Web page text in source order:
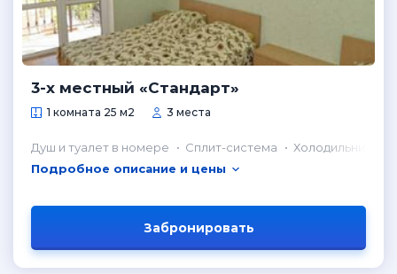
3-х местный «Стандарт»
1 комната 25 м2 3 места
Душ и туалет в номере Сплит-система
Холодильник в
Подробное описание и цены
Забронировать